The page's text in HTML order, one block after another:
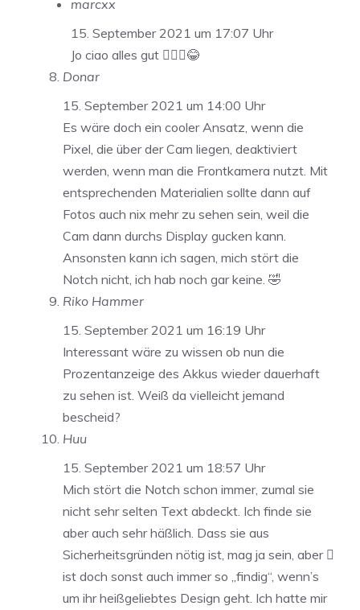
marcxx
15. September 2021 um 17:07 Uhr
Jo ciao alles gut 🙋🏻‍♂️😂
Donar
15. September 2021 um 14:00 Uhr
Es wäre doch ein cooler Ansatz, wenn die
Pixel, die über der Cam liegen, deaktiviert
werden, wenn man die Frontkamera nutzt. Mit
entsprechenden Materialien sollte dann auf
Fotos auch nix mehr zu sehen sein, weil die
Cam dann durchs Display gucken kann.
Ansonsten kann ich sagen, mich stört die
Notch nicht, ich hab noch gar keine. 🤣
Riko Hammer
15. September 2021 um 16:19 Uhr
Interessant wäre zu wissen ob nun die
Prozentanzeige des Akkus wieder dauerhaft
zu sehen ist. Weiß da vielleicht jemand
bescheid?
Huu
15. September 2021 um 18:57 Uhr
Mich stört die Notch schon immer, zumal sie
nicht sehr selten Text abdeckt. Ich finde sie
aber auch sehr häßlich. Dass sie aus
Sicherheitsgründen nötig ist, mag ja sein, aber 
ist doch sonst auch immer so „findig“, wenn’s
um ihr heißgeliebtes Design geht. Ich hatte mir